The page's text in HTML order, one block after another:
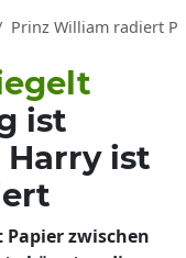
Prinz William radiert
ist
ist
zwischen